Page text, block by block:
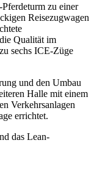
zu einer
Reisezugwagen
Qualität im
sechs ICE-Züge
und den Umbau
Halle mit einem
Verkehrsanlagen
errichtet.
das Lean-